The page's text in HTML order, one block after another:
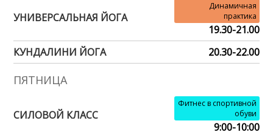
УНИВЕРСАЛЬНАЯ ЙОГА
Динамичная
практика
19.30-21.00
КУНДАЛИНИ ЙОГА
20.30-22.00
ПЯТНИЦА
СИЛОВОЙ КЛАСС
Фитнес в спортивной
обуви
9:00-10:00